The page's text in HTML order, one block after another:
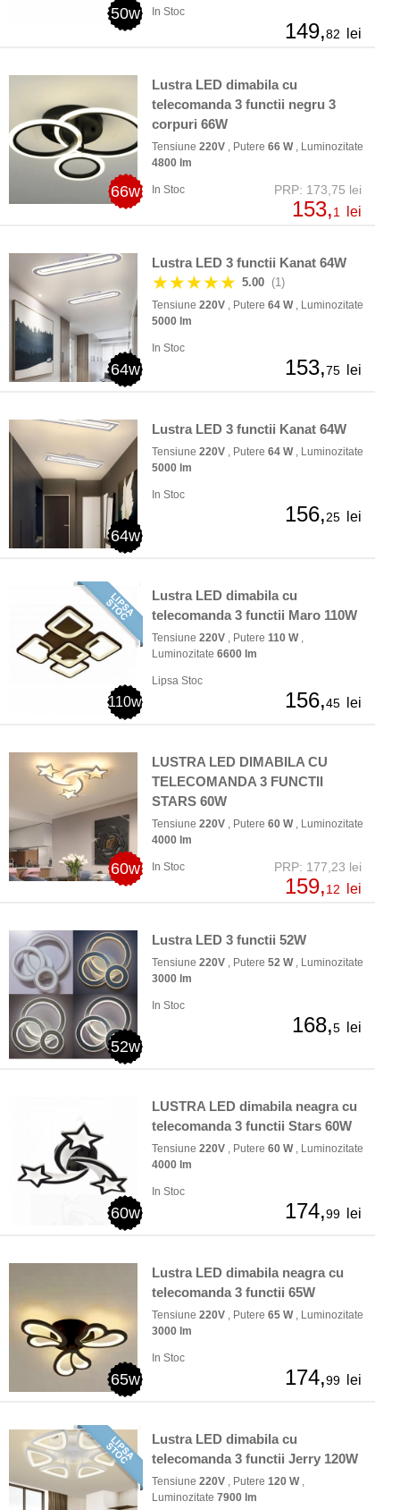
50w In Stoc
149,82 lei
66w
Lustra LED dimabila cu
telecomanda 3 functii negru 3
corpuri 66W
Tensiune 220V , Putere 66 W, Luminozitate
4800 lm
In Stoc PRP: 173,75 lei
153,1 lei
64w
Lustra LED 3 functii Kanat 64W
★★★★★ 5.00 (1)
Tensiune 220V , Putere 64 W, Luminozitate
5000 lm
In Stoc
153,75 lei
64w
Lustra LED 3 functii Kanat 64W
Tensiune 220V , Putere 64 W, Luminozitate
5000 lm
In Stoc
156,25 lei
110w
Lustra LED dimabila cu
telecomanda 3 functii Maro 110W
Tensiune 220V , Putere 110 W,
Luminozitate 6600 lm
Lipsa Stoc
156,45 lei
60w
LUSTRA LED DIMABILA CU
TELECOMANDA 3 FUNCTII
STARS 60W
Tensiune 220V , Putere 60 W, Luminozitate
4000 lm
In Stoc PRP: 177,23 lei
159,12 lei
52w
Lustra LED 3 functii 52W
Tensiune 220V , Putere 52 W, Luminozitate
3000 lm
In Stoc
168,5 lei
60w
LUSTRA LED dimabila neagra cu
telecomanda 3 functii Stars 60W
Tensiune 220V , Putere 60 W, Luminozitate
4000 lm
In Stoc
174,99 lei
65w
Lustra LED dimabila neagra cu
telecomanda 3 functii 65W
Tensiune 220V , Putere 65 W, Luminozitate
3000 lm
In Stoc
174,99 lei
Lustra LED dimabila cu
telecomanda 3 functii Jerry 120W
Tensiune 220V , Putere 120 W,
Luminozitate 7900 lm